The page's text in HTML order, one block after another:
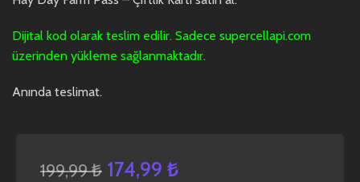
Dijital kod olarak teslim edilir. Sadece supercellapi.com
üzerinden yükleme sağlanmaktadır.
Anında teslimat.
199,99₺ 174,99 ₺